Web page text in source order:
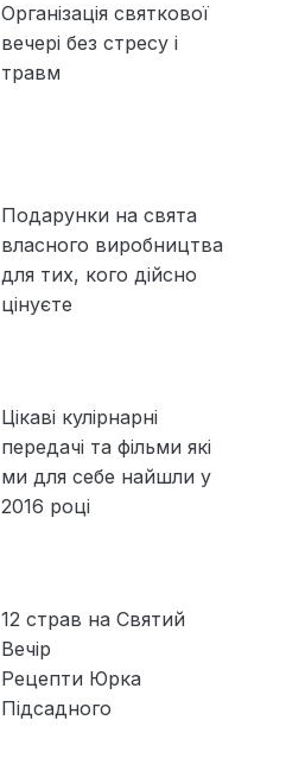
Організація святкової
вечері без стресу і
травм
Подарунки на свята
власного виробництва
для тих, кого дійсно
цінуєте
Цікаві кулірнарні
передачі та фільми які
ми для себе найшли у
2016 році
12 страв на Святий
Вечір
Рецепти Юрка
Підсадного